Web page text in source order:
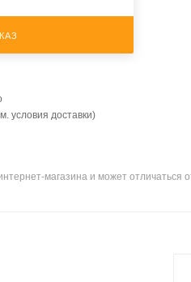
условия доставки)
магазина и может отличаться